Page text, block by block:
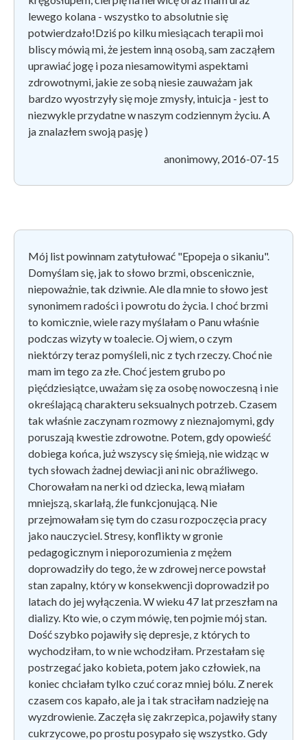
lewego kolana - wszystko to absolutnie się
potwierdzało!Dziś po kilku miesiącach terapii moi
bliscy mówią mi, że jestem inną osobą, sam zacząłem
uprawiać jogę i poza niesamowitymi aspektami
zdrowotnymi, jakie ze sobą niesie zauważam jak
bardzo wyostrzyły się moje zmysły, intuicja - jest to
niezwykle przydatne w naszym codziennym życiu. A
ja znalazłem swoją pasję )
anonimowy, 2016-07-15
Mój list powinnam zatytułować "Epopeja o sikaniu".
Domyślam się, jak to słowo brzmi, obscenicznie,
niepoważnie, tak dziwnie. Ale dla mnie to słowo jest
synonimem radości i powrotu do życia. I choć brzmi
to komicznie, wiele razy myślałam o Panu właśnie
podczas wizyty w toalecie. Oj wiem, o czym
niektórzy teraz pomyśleli, nic z tych rzeczy. Choć nie
mam im tego za złe. Choć jestem grubo po
pięćdziesiątce, uważam się za osobę nowoczesną i nie
określającą charakteru seksualnych potrzeb. Czasem
tak właśnie zaczynam rozmowy z nieznajomymi, gdy
poruszają kwestie zdrowotne. Potem, gdy opowieść
dobiega końca, już wszyscy się śmieją, nie widząc w
tych słowach żadnej dewiacji ani nic obraźliwego.
Chorowałam na nerki od dziecka, lewą miałam
mniejszą, skarlałą, źle funkcjonującą. Nie
przejmowałam się tym do czasu rozpoczęcia pracy
jako nauczyciel. Stresy, konflikty w gronie
pedagogicznym i nieporozumienia z mężem
doprowadziły do tego, że w zdrowej nerce powstał
stan zapalny, który w konsekwencji doprowadził po
latach do jej wyłączenia. W wieku 47 lat przeszłam na
dializy. Kto wie, o czym mówię, ten pojmie mój stan.
Dość szybko pojawiły się depresje, z których to
wychodziłam, to w nie wchodziłam. Przestałam się
postrzegać jako kobieta, potem jako człowiek, na
koniec chciałam tylko czuć coraz mniej bólu. Z nerek
czasem cos kapało, ale ja i tak straciłam nadzieję na
wyzdrowienie. Zaczęła się zakrzepica, pojawiły stany
cukrzycowe, po prostu posypało się wszystko. Gdy